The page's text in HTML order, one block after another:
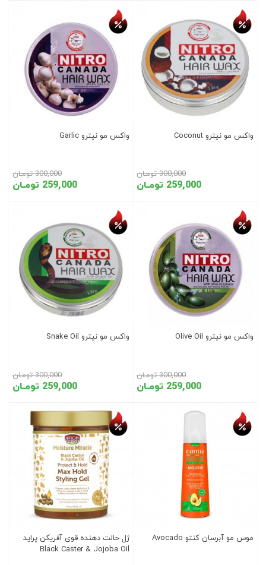
واکس مو نیترو Coconut
259,000 تومـان
300,000 تومـان
واکس مو نیترو Garlic
259,000 تومـان
300,000 تومـان
واکس مو نیترو Olive Oil
259,000 تومـان
300,000 تومـان
واکس مو نیترو Snake Oil
259,000 تومـان
300,000 تومـان
موس مو آبرسان کنتو Avocado
ژل حالت دهنده قوی آفریکن پراید
Black Caster & Jojoba Oil